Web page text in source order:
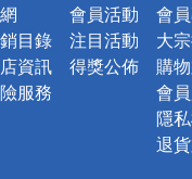
目錄
資訊
服務
會員活動
注目活動
得獎公佈
會
大
購
會
隱
退